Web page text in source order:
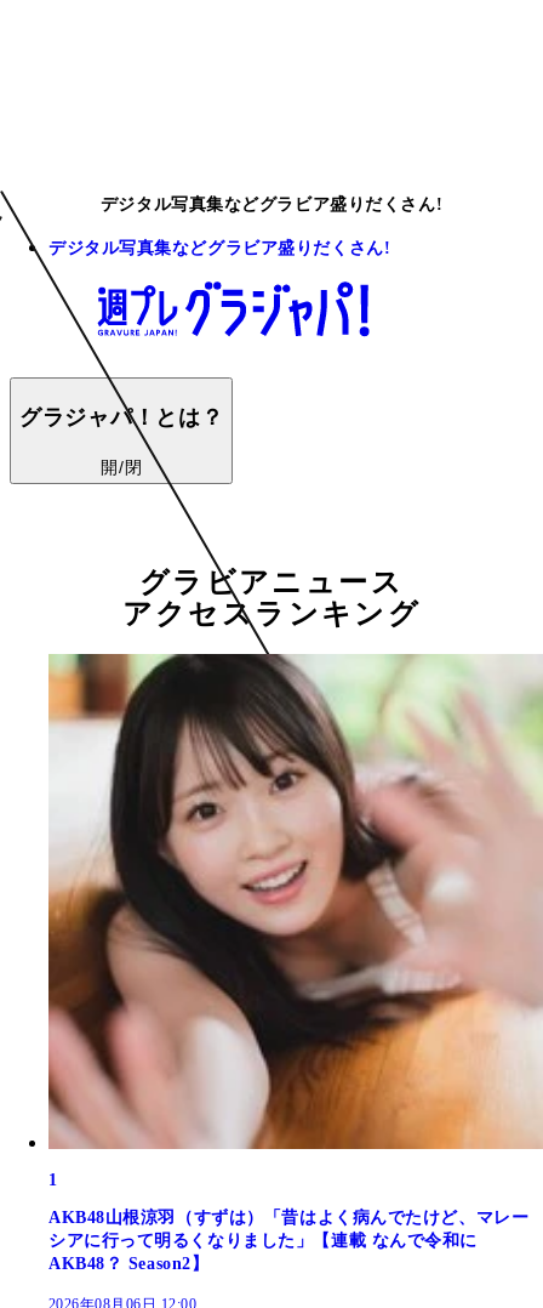
デジタル写真集などグラビア盛りだくさん!
デジタル写真集などグラビア盛りだくさん!
グラジャパ！とは？
開/閉
グラビアニュース
アクセスランキング
1
AKB48山根涼羽（すずは）「昔はよく病んでたけど、マレー
シアに行って明るくなりました」【連載 なんで令和に
AKB48？ Season2】
2026年08月06日 12:00